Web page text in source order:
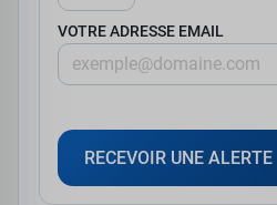
VOTRE ADRESSE EMAIL
RECEVOIR UNE ALERTE